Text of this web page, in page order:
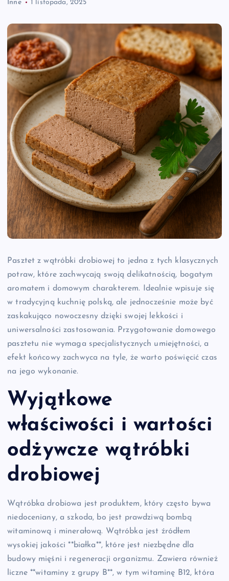
Inne 1 listopada, 2025
Pasztet z wątróbki drobiowej to jedna z tych klasycznych
potraw, które zachwycają swoją delikatnością, bogatym
aromatem i domowym charakterem. Idealnie wpisuje się
w tradycyjną kuchnię polską, ale jednocześnie może być
zaskakująco nowoczesny dzięki swojej lekkości i
uniwersalności zastosowania. Przygotowanie domowego
pasztetu nie wymaga specjalistycznych umiejętności, a
efekt końcowy zachwyca na tyle, że warto poświęcić czas
na jego wykonanie.
Wyjątkowe
właściwości i wartości
odżywcze wątróbki
drobiowej
Wątróbka drobiowa jest produktem, który często bywa
niedoceniany, a szkoda, bo jest prawdziwą bombą
witaminową i minerałową. Wątróbka jest źródłem
wysokiej jakości **białka**, które jest niezbędne dla
budowy mięśni i regeneracji organizmu. Zawiera również
liczne **witaminy z grupy B**, w tym witaminę B12, która